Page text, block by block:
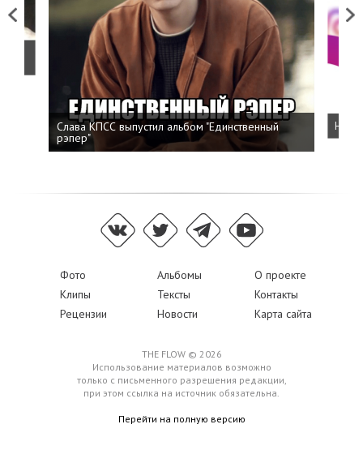
Previous
Слава КПСС выпустил альбом "Единственный
рэпер"
Next
Фото Альбомы
О проекте
Клипы
Тексты
Контакты
Рецензии
Новости Карта сайта
THE FLOW © 2026
Использование материалов возможно
только с письменного разрешения редакции,
при этом ссылка на источник обязательна.
Перейти на полную версию